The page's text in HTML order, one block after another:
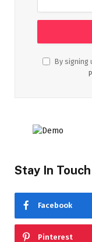
By signing
Stay In Touch
Facebook
Pinterest